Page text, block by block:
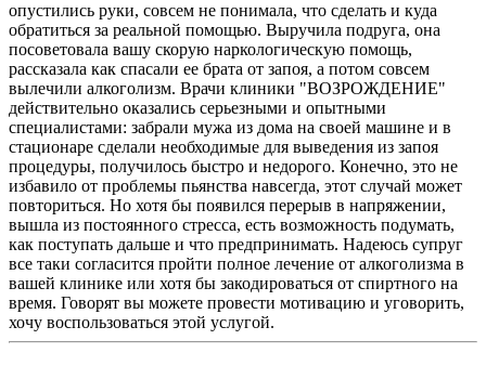
опустились руки, совсем не понимала, что сделать и куда
обратиться за реальной помощью. Выручила подруга, она
посоветовала вашу скорую наркологическую помощь,
рассказала как спасали ее брата от запоя, а потом совсем
вылечили алкоголизм. Врачи клиники "ВОЗРОЖДЕНИЕ"
действительно оказались серьезными и опытными
специалистами: забрали мужа из дома на своей машине и в
стационаре сделали необходимые для выведения из запоя
процедуры, получилось быстро и недорого. Конечно, это не
избавило от проблемы пьянства навсегда, этот случай может
повториться. Но хотя бы появился перерыв в напряжении,
вышла из постоянного стресса, есть возможность подумать,
как поступать дальше и что предпринимать. Надеюсь супруг
все таки согласится пройти полное лечение от алкоголизма в
вашей клинике или хотя бы закодироваться от спиртного на
время. Говорят вы можете провести мотивацию и уговорить,
хочу воспользоваться этой услугой.